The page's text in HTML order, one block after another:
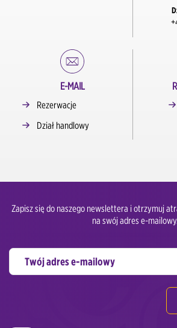
E-MAIL
Rezerwacje
Dział handlowy
Zapisz się do naszego newslettera i otrzymuj
na swój adres e-